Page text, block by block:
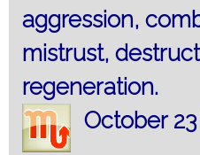
aggression,
mistrust,
regeneration.
October